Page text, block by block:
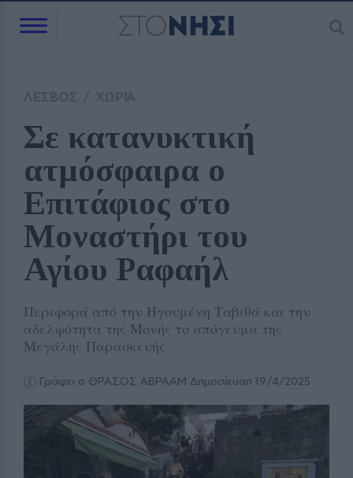
Σε κατανυκτική
ατμόσφαιρα ο
Επιτάφιος στο
Μοναστήρι του
Αγίου Ραφαήλ
Περιφορά από την Ηγουμένη Ταβιθά και την
αδελφότητα της Μονής το απόγευμα της
Μεγάλης Παρασκευής
Γράφει ο ΘΡΑΣΟΣ ΑΒΡΑΑΜ Δημοσίευση 19/4/2025